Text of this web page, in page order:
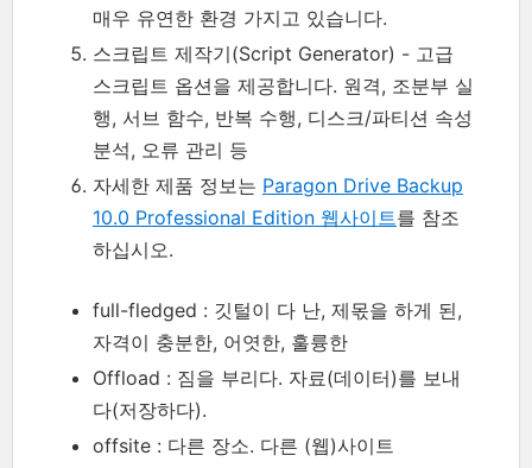
매우 유연한 환경 가지고 있습니다.
스크립트 제작기(Script Generator) - 고급
스크립트 옵션을 제공합니다. 원격, 조분부 실
행, 서브 함수, 반복 수행, 디스크/파티션 속성
분석, 오류 관리 등
자세한 제품 정보는 Paragon Drive Backup
10.0 Professional Edition 웹사이트를 참조
하십시오.
full-fledged : 깃털이 다 난, 제몫을 하게 된,
자격이 충분한, 어엿한, 훌륭한
Offload : 짐을 부리다. 자료(데이터)를 보내
다(저장하다).
offsite : 다른 장소. 다른 (웹)사이트